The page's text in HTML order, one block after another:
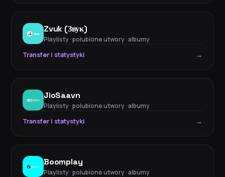
Zvuk (Звук)
Playlisty · polubione utwory · albumy
Transfer i statystyki
→
JioSaavn
Playlisty · polubione utwory · albumy
Transfer i statystyki
→
Boomplay
Playlisty · polubione utwory · albumy